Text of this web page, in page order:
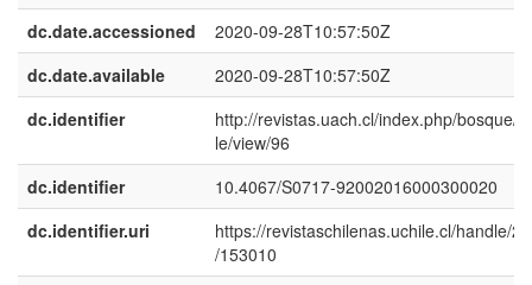
dc.date.accessioned
2020-09-28T10:57:50Z
dc.date.available
2020-09-28T10:57:50Z
dc.identifier
http://revistas.uach.cl/index.php/bosque/
le/view/96
dc.identifier
10.4067/S0717-92002016000300020
dc.identifier.uri
https://revistaschilenas.uchile.cl/handle/
/153010